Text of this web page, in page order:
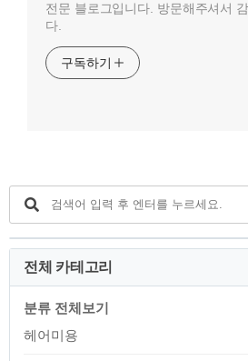
전문 블로그입니다. 방문해주셔서
다.
구독하기
전체 카테고리
분류 전체보기
헤어미용